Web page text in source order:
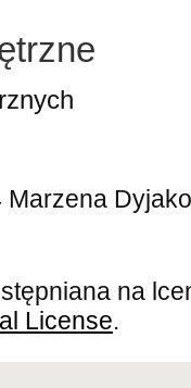
Marzena
na
License.